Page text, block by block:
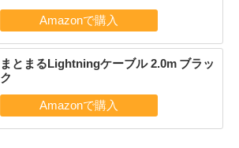
まとまるLightningケーブル 2.0m ブラッ
ク